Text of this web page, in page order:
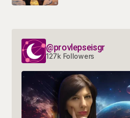
@provlepseisgr
127k Followers